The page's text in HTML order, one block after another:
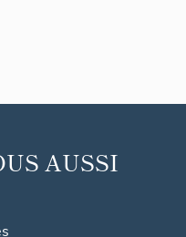
AUSSI